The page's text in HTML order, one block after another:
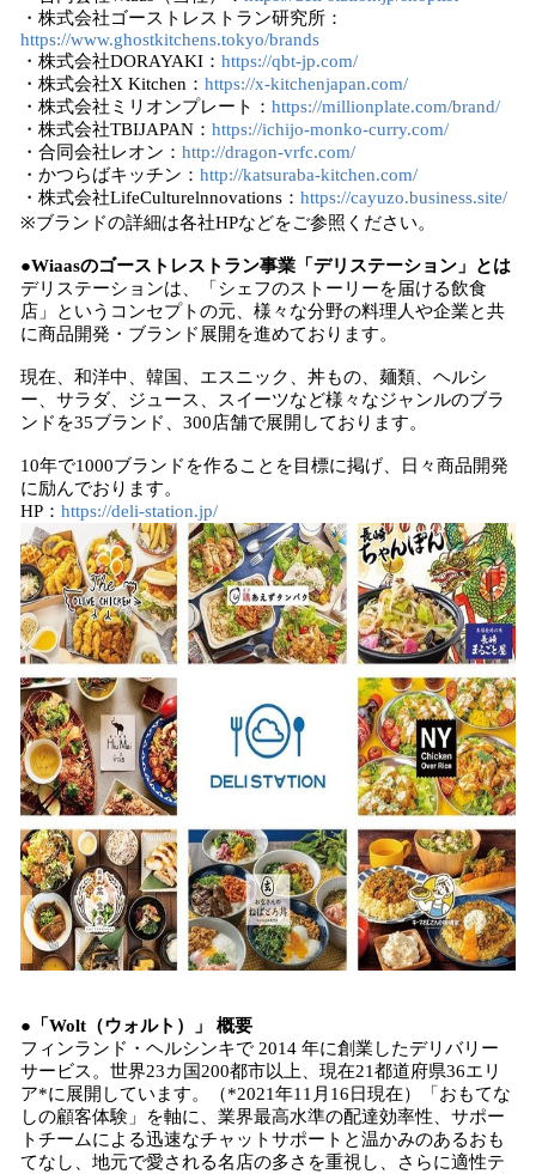
・株式会社ゴーストレストラン研究所：
https://www.ghostkitchens.tokyo/brands
・株式会社DORAYAKI： https://qbt-jp.com/
・株式会社X Kitchen： https://x-kitchenjapan.com/
・株式会社ミリオンプレート： https://millionplate.com/brand/
・株式会社TBIJAPAN： https://ichijo-monko-curry.com/
・合同会社レオン： http://dragon-vrfc.com/
・かつらばキッチン： http://katsuraba-kitchen.com/
・株式会社LifeCulturelnnovations： https://cayuzo.business.site/
※ブランドの詳細は各社HPなどをご参照ください。
●Wiaasのゴーストレストラン事業「デリステーション」とは
デリステーションは、「シェフのストーリーを届ける飲食
店」というコンセプトの元、様々な分野の料理人や企業と共
に商品開発・ブランド展開を進めております。
現在、和洋中、韓国、エスニック、丼もの、麺類、ヘルシ
ー、サラダ、ジュース、スイーツなど様々なジャンルのブラ
ンドを35ブランド、300店舗で展開しております。
10年で1000ブランドを作ることを目標に掲げ、日々商品開発
に励んでおります。
HP： https://deli-station.jp/
●「Wolt（ウォルト）」 概要
フィンランド・ヘルシンキで 2014 年に創業したデリバリー
サービス。世界23カ国200都市以上、現在21都道府県36エリ
ア*に展開しています。（*2021年11月16日現在）「おもてな
しの顧客体験」を軸に、業界最高水準の配達効率性、サポー
トチームによる迅速なチャットサポートと温かみのあるおも
てなし、地元で愛される名店の多さを重視し、さらに適性テ